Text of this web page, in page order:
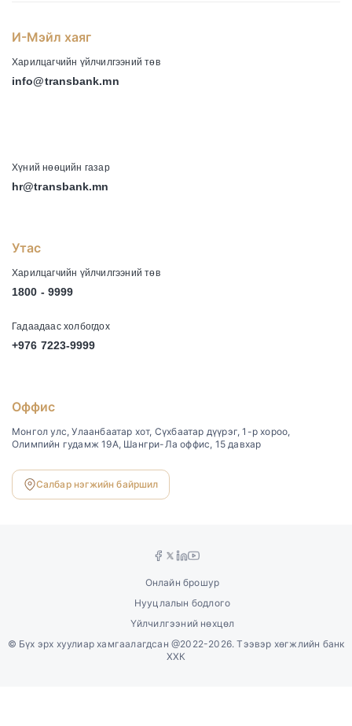
И-Мэйл хаяг
Харилцагчийн үйлчилгээний төв
info@transbank.mn
Хүний нөөцийн газар
hr@transbank.mn
Утас
Харилцагчийн үйлчилгээний төв
1800 - 9999
Гадаадаас холбогдох
+976 7223-9999
Оффис
Монгол улс, Улаанбаатар хот, Сүхбаатар дүүрэг, 1-р хороо,
Олимпийн гудамж 19А, Шангри-Ла оффис, 15 давхар
Салбар нэгжийн байршил
© Бүх эрх хуулиар хамгаалагдсан @2022-2026. Тээвэр хөгжлийн банк
ХХК
Үйлчилгээний нөхцөл
Нууцлалын бодлого
Онлайн брошур